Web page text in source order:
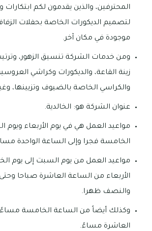
المحترفين، والذين يقدمون لكم ابتكارات
لتصميم الديكورات الخاصة بحفلات
موجودة في مكان آخر.
ومن خدمات الشركة تنسيق الزهور،
زينة القاعة، والديكورات وكراشي
والكراسي الخاصة بالضيوف وتزيينها،
عنوان الشركة هو: الخالدية.
مواعيد العمل هي في يوم الأربعاء ويوم
الخامسة فجرا وإلى الساعة الواحدة
مواعيد العمل من يوم السبت إلى يوم
الأربعاء من الساعة العاشرة صباحا
والنصف ظهرا.
وكذلك أيضاً من الساعة الخامسة مساءً
العاشرة مساءً.